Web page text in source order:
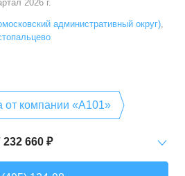
2026 г.
административный округ),
от компании «А101»
232 660 ₽